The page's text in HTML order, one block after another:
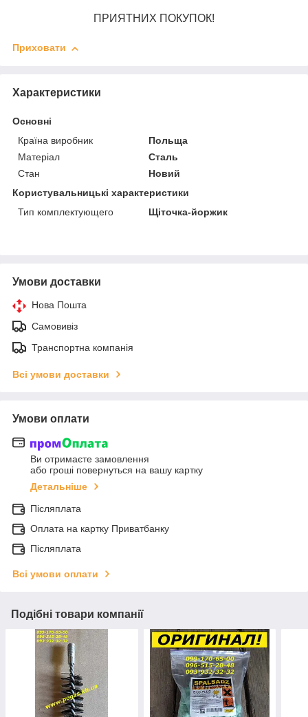
ПРИЯТНИХ ПОКУПОК!
Приховати
Характеристики
Основні
Країна виробник
Польща
Матеріал
Сталь
Стан
Новий
Користувальницькі характеристики
Тип комплектующего
Щіточка-йоржик
Умови доставки
Нова Пошта
Самовивіз
Транспортна компанія
Всі умови доставки
Умови оплати
Ви отримаєте замовлення
або гроші повернуться на вашу картку
Детальніше
Післяплата
Оплата на картку Приватбанку
Післяплата
Всі умови оплати
Подібні товари компанії